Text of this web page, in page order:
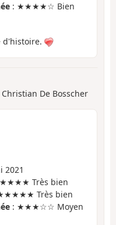
: ★★★★☆ Bien
d'histoire.
Christian De Bosscher
2021
Très bien
Très bien
: ★★★☆☆ Moyen